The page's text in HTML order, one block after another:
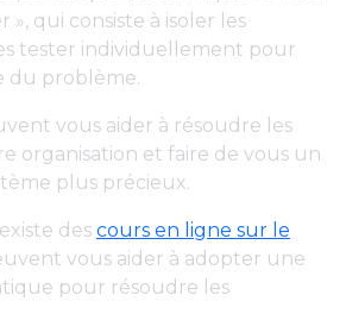
qui consiste à isoler les
tester individuellement pour
du problème.
vous aider à résoudre les
organisation et faire de vous un
plus précieux.
des cours en ligne sur le
vous aider à adopter une
pour résoudre les